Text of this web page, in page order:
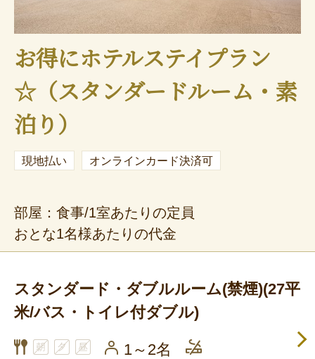
お得にホテルステイプラン
☆（スタンダードルーム・素
泊り）
現地払い オンラインカード決済可
部屋：食事/1室あたりの定員
おとな1名様あたりの代金
スタンダード・ダブルルーム(禁煙)(27平
米/バス・トイレ付ダブル)
1～2名